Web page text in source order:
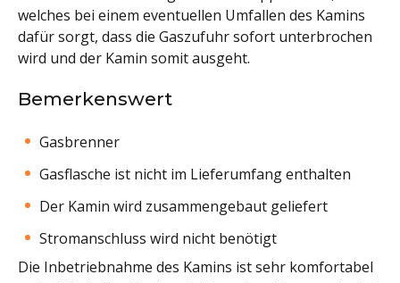
welches bei einem eventuellen Umfallen des Kamins
dafür sorgt, dass die Gaszufuhr sofort unterbrochen
wird und der Kamin somit ausgeht.
Bemerkenswert
Gasbrenner
Gasflasche ist nicht im Lieferumfang enthalten
Der Kamin wird zusammengebaut geliefert
Stromanschluss wird nicht benötigt
Die Inbetriebnahme des Kamins ist sehr komfortabel